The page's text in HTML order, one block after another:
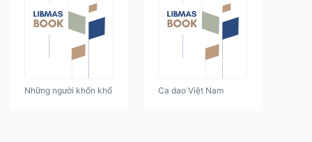
Những người khốn khổ Ca dao Việt Nam